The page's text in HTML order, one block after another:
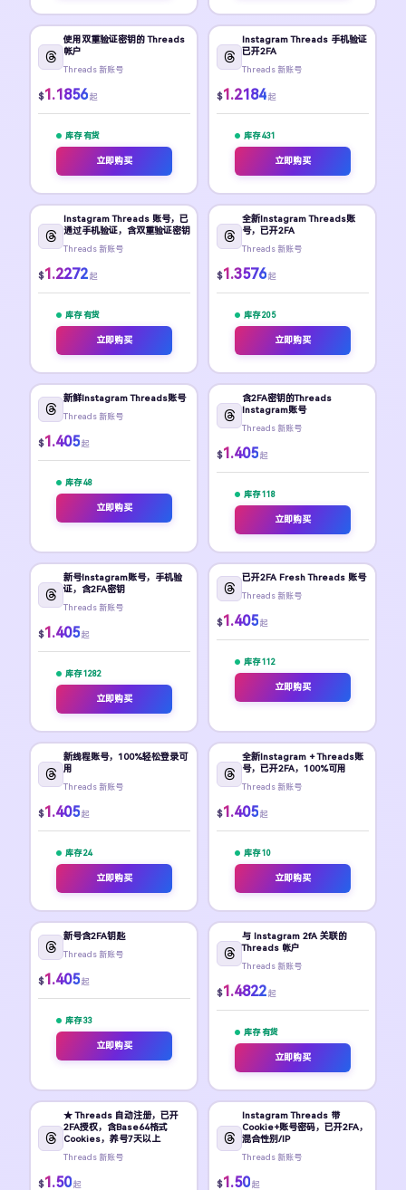
使用双重验证密钥的 Threads
帐户
Threads 新账号
$1.1856 起
库存 有货
立即购买
Instagram Threads 手机验证
已开2FA
Threads 新账号
$1.2184 起
库存 431
立即购买
Instagram Threads 账号，已
通过手机验证，含双重验证密钥
Threads 新账号
$1.2272 起
库存 有货
立即购买
全新Instagram Threads账
号，已开2FA
Threads 新账号
$1.3576 起
库存 205
立即购买
新鲜Instagram Threads账号
Threads 新账号
$1.405 起
库存 48
立即购买
含2FA密钥的Threads
Instagram账号
Threads 新账号
$1.405 起
库存 118
立即购买
新号Instagram账号，手机验
证，含2FA密钥
Threads 新账号
$1.405 起
库存 1282
立即购买
已开2FA Fresh Threads 账号
Threads 新账号
$1.405 起
库存 112
立即购买
新线程账号，100%轻松登录可
用
Threads 新账号
$1.405 起
库存 24
立即购买
全新Instagram + Threads账
号，已开2FA，100%可用
Threads 新账号
$1.405 起
库存 10
立即购买
新号含2FA钥匙
Threads 新账号
$1.405 起
库存 33
立即购买
与 Instagram 2fA 关联的
Threads 帐户
Threads 新账号
$1.4822 起
库存 有货
立即购买
★ Threads 自动注册，已开
2FA授权，含Base64格式
Cookies，养号7天以上
Threads 新账号
$1.50 起
Instagram Threads 带
Cookie+账号密码，已开2FA，
混合性别/IP
Threads 新账号
$1.50 起